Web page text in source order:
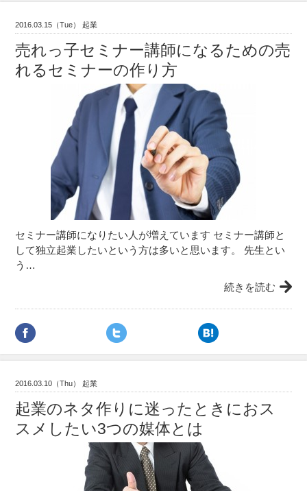
2016.03.15（Tue） 起業
売れっ子セミナー講師になるための売
れるセミナーの作り方
セミナー講師になりたい人が増えています セミナー講師と
して独立起業したいという方は多いと思います。 先生とい
う…
続きを読む
2016.03.10（Thu） 起業
起業のネタ作りに迷ったときにおス
スメしたい3つの媒体とは